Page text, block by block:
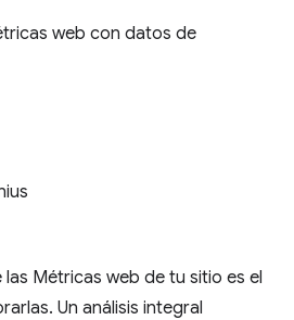
web con datos de
Métricas web de tu sitio es el
Un análisis integral